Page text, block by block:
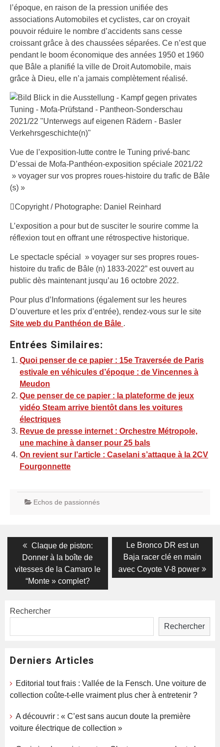
l’époque, en raison de la pression unifiée des
associations Automobiles et cyclistes, car on croyait
pouvoir réduire le nombre d’accidents sans cesse
croissant grâce à des chaussées séparées. Ce n’est que
pendant le boom économique des années 1950 et 1960
que Bâle a planifié la ville de Droit Automobile, mais
grâce à Dieu, elle n’a jamais complètement réalisé.
Vue de l’exposition-lutte contre le Tuning privé-banc
D’essai de Mofa-Panthéon-exposition spéciale 2021/22
» voyager sur vos propres roues-histoire du trafic de Bâle
(s) »
Copyright / Photographe: Daniel Reinhard
L’exposition a pour but de susciter le sourire comme la
réflexion tout en offrant une rétrospective historique.
Le spectacle spécial » voyager sur ses propres roues-
histoire du trafic de Bâle (n) 1833-2022” est ouvert au
public dès maintenant jusqu’au 16 octobre 2022.
Pour plus d’Informations (également sur les heures
D’ouverture et les prix d’entrée), rendez-vous sur le site
Site web du Panthéon de Bâle .
Entrées Similaires:
Quoi penser de ce papier : 15e Traversée de Paris
estivale en véhicules d’époque : de Vincennes à
Meudon
Que penser de ce papier : la plateforme de jeux
vidéo Steam arrive bientôt dans les voitures
électriques
Revue de presse internet : Orchestre Métropole,
une machine à danser pour 25 bals
On revient sur l’article : Caselani s’attaque à la 2CV
Fourgonnette
Echos de passionnés
Navigation
l’article
Previous
post:
Claque de piston:
Donner à la boîte de
vitesses de la Camaro le
“Monte » complet?
Next
post:
Le Bronco DR est un
Baja racer clé en main
avec Coyote V-8 power
Rechercher
Rechercher
Derniers Articles
Editorial tout frais : Vallée de la Fensch. Une voiture de
collection coûte-t-elle vraiment plus cher à entretenir ?
A découvrir : « C’est sans aucun doute la première
voiture électrique de collection »